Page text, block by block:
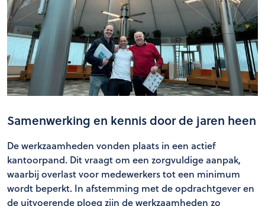
Samenwerking en kennis door de jaren heen
De werkzaamheden vonden plaats in een actief
kantoorpand. Dit vraagt om een zorgvuldige aanpak,
waarbij overlast voor medewerkers tot een minimum
wordt beperkt. In afstemming met de opdrachtgever en
de uitvoerende ploeg zijn de werkzaamheden zo